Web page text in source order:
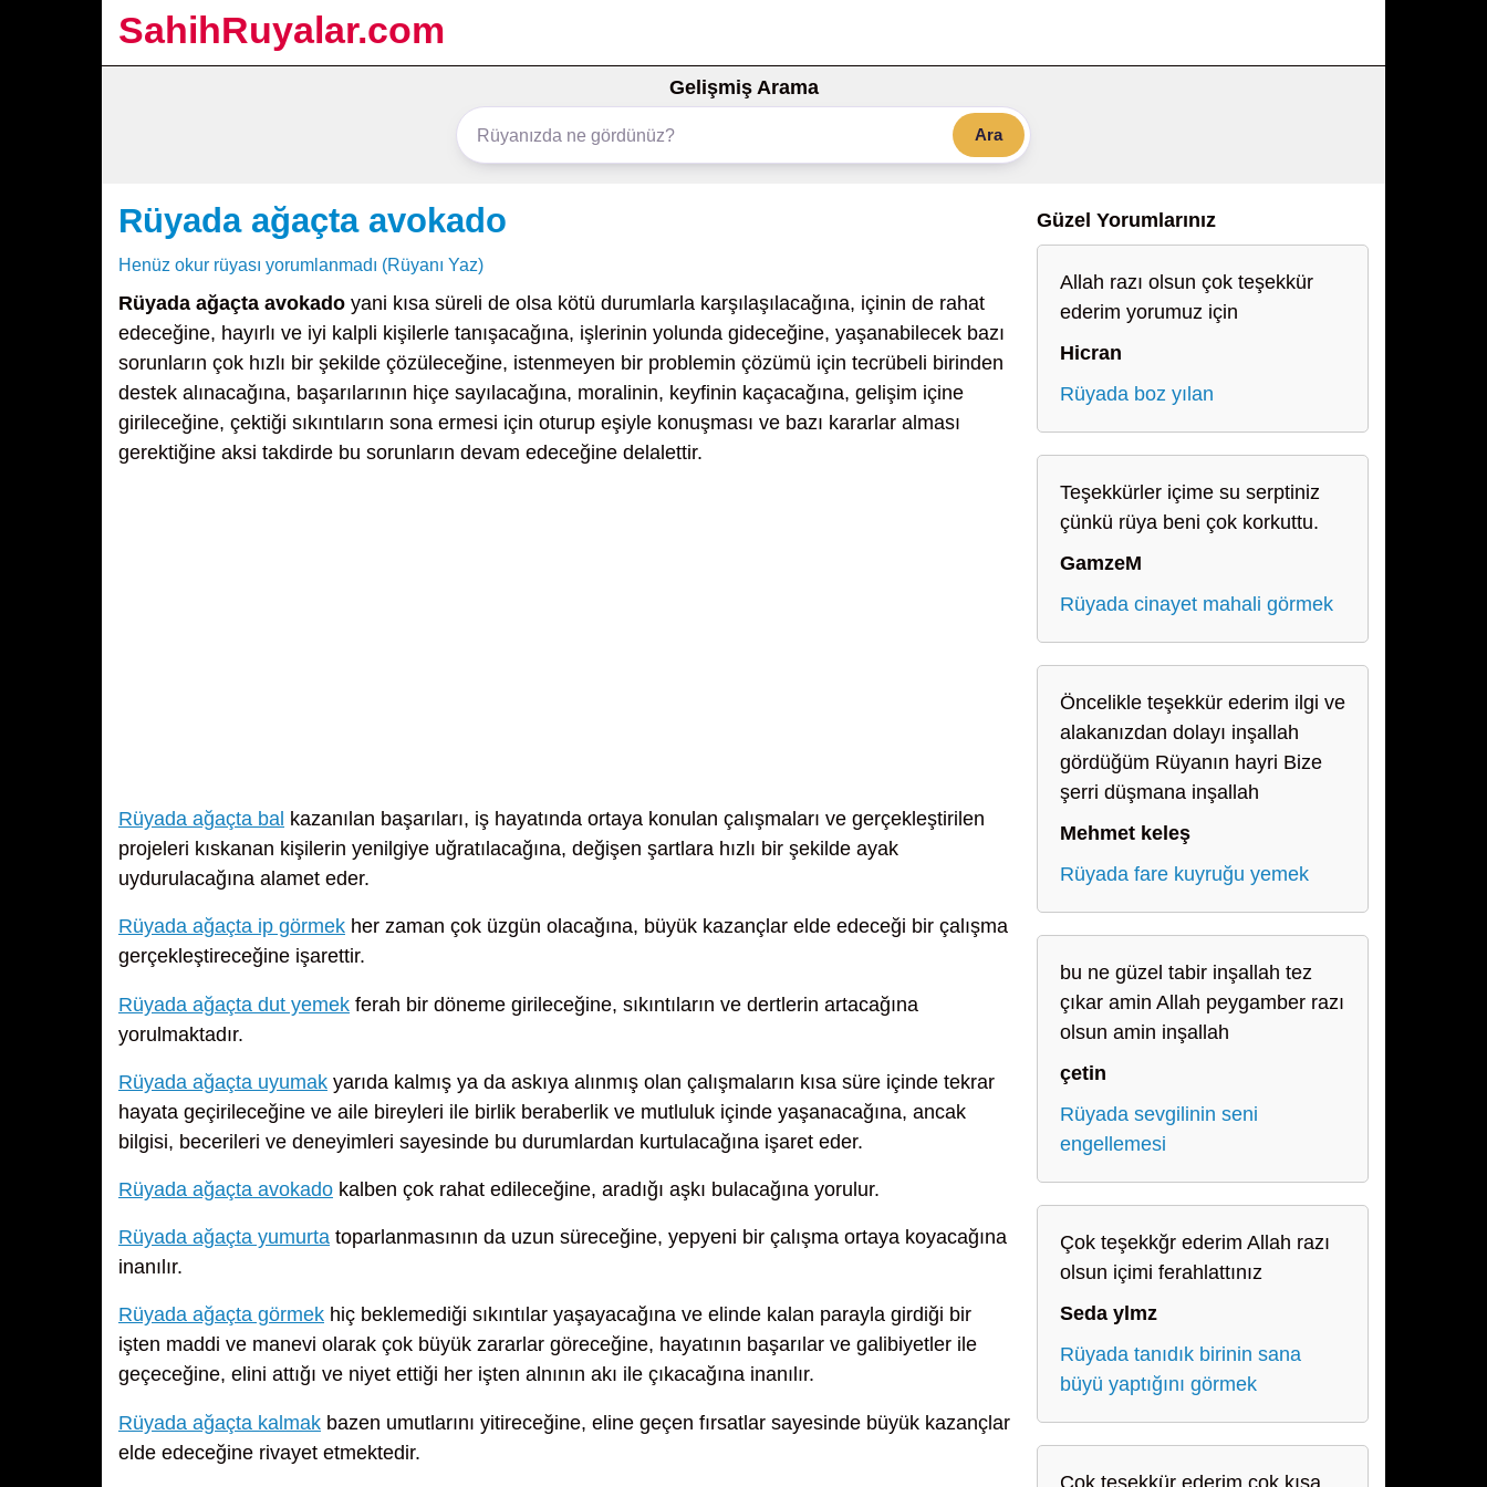
SahihRuyalar.com
Gelişmiş Arama
Ara
Rüyada ağaçta avokado
Henüz okur rüyası yorumlanmadı (Rüyanı Yaz)
Rüyada ağaçta avokado yani kısa süreli de olsa kötü durumlarla karşılaşılacağına, içinin de rahat
edeceğine, hayırlı ve iyi kalpli kişilerle tanışacağına, işlerinin yolunda gideceğine, yaşanabilecek bazı
sorunların çok hızlı bir şekilde çözüleceğine, istenmeyen bir problemin çözümü için tecrübeli birinden
destek alınacağına, başarılarının hiçe sayılacağına, moralinin, keyfinin kaçacağına, gelişim içine
girileceğine, çektiği sıkıntıların sona ermesi için oturup eşiyle konuşması ve bazı kararlar alması
gerektiğine aksi takdirde bu sorunların devam edeceğine delalettir.
Rüyada ağaçta bal kazanılan başarıları, iş hayatında ortaya konulan çalışmaları ve gerçekleştirilen
projeleri kıskanan kişilerin yenilgiye uğratılacağına, değişen şartlara hızlı bir şekilde ayak
uydurulacağına alamet eder.
Rüyada ağaçta ip görmek her zaman çok üzgün olacağına, büyük kazançlar elde edeceği bir çalışma
gerçekleştireceğine işarettir.
Rüyada ağaçta dut yemek ferah bir döneme girileceğine, sıkıntıların ve dertlerin artacağına
yorulmaktadır.
Rüyada ağaçta uyumak yarıda kalmış ya da askıya alınmış olan çalışmaların kısa süre içinde tekrar
hayata geçirileceğine ve aile bireyleri ile birlik beraberlik ve mutluluk içinde yaşanacağına, ancak
bilgisi, becerileri ve deneyimleri sayesinde bu durumlardan kurtulacağına işaret eder.
Rüyada ağaçta avokado kalben çok rahat edileceğine, aradığı aşkı bulacağına yorulur.
Rüyada ağaçta yumurta toparlanmasının da uzun süreceğine, yepyeni bir çalışma ortaya koyacağına
inanılır.
Rüyada ağaçta görmek hiç beklemediği sıkıntılar yaşayacağına ve elinde kalan parayla girdiği bir
işten maddi ve manevi olarak çok büyük zararlar göreceğine, hayatının başarılar ve galibiyetler ile
geçeceğine, elini attığı ve niyet ettiği her işten alnının akı ile çıkacağına inanılır.
Rüyada ağaçta kalmak bazen umutlarını yitireceğine, eline geçen fırsatlar sayesinde büyük kazançlar
elde edeceğine rivayet etmektedir.
Güzel Yorumlarınız
Allah razı olsun çok teşekkür
ederim yorumuz için
Hicran
Rüyada boz yılan
Teşekkürler içime su serptiniz
çünkü rüya beni çok korkuttu.
GamzeM
Rüyada cinayet mahali görmek
Öncelikle teşekkür ederim ilgi ve
alakanızdan dolayı inşallah
gördüğüm Rüyanın hayri Bize
şerri düşmana inşallah
Mehmet keleş
Rüyada fare kuyruğu yemek
bu ne güzel tabir inşallah tez
çıkar amin Allah peygamber razı
olsun amin inşallah
çetin
Rüyada sevgilinin seni
engellemesi
Çok teşekkğr ederim Allah razı
olsun içimi ferahlattınız
Seda ylmz
Rüyada tanıdık birinin sana
büyü yaptığını görmek
Çok teşekkür ederim çok kısa